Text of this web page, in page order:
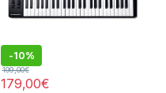
-10%
179,00€
199,00€